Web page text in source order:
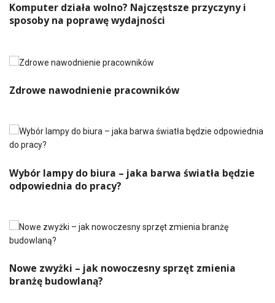
Komputer działa wolno? Najczęstsze przyczyny i
sposoby na poprawę wydajności
Zdrowe nawodnienie pracowników
Wybór lampy do biura – jaka barwa światła będzie
odpowiednia do pracy?
Nowe zwyżki – jak nowoczesny sprzęt zmienia
branżę budowlaną?